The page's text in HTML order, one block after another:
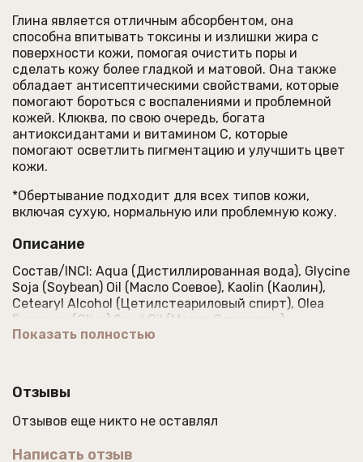
Глина является отличным абсорбентом, она
способна впитывать токсины и излишки жира с
поверхности кожи, помогая очистить поры и
сделать кожу более гладкой и матовой. Она также
обладает антисептическими свойствами, которые
помогают бороться с воспалениями и проблемной
кожей. Клюква, по свою очередь, богата
антиоксидантами и витамином С, которые
помогают осветлить пигментацию и улучшить цвет
кожи.
*Обертывание подходит для всех типов кожи,
включая сухую, нормальную или проблемную кожу.
Описание
Состав/INCI: Aqua (Дистиллированная вода), Glycine
Soja (Soybean) Oil (Масло Соевое), Kaolin (Каолин),
Cetearyl Alcohol (Цетилстеариловый спирт), Olea
Europaea (Olive) Seed Oil (Масло Оливковое),
Theobroma cacao seed butter (Масло Какао),
Glycerin (Глицерин), Vitis Vinifera (Grape) Seed Oil
(Масло Виноградной косточки), Тocopheryl Acetate
(Витамин Е), Chamomilla Recutita Extract (Экстракт
Vaccinium macrocarpon (Молотые ягоды
клюквы), Panthenol (Д-Пантенол), Allantoin
Показать полностью
Отзывы
Отзывов еще никто не оставлял
Написать отзыв